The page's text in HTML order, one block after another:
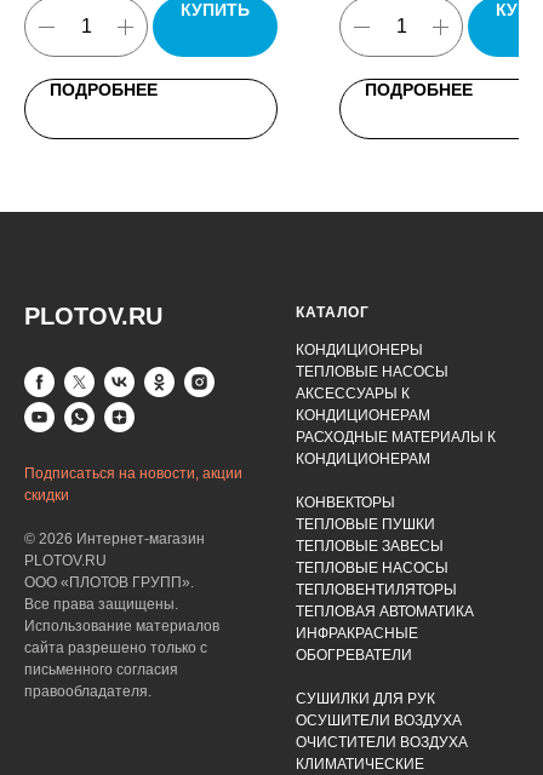
КУПИТЬ
ПОДРОБНЕЕ ПОДРОБНЕЕ
PLOTOV.RU
Подписаться на новости, акции
скидки
© 2026 Интернет-магазин
PLOTOV.RU
ООО «ПЛОТОВ ГРУПП».
Все права защищены.
Использование материалов
сайта разрешено только с
письменного согласия
правообладателя.
КАТАЛОГ
КОНДИЦИОНЕРЫ
ТЕПЛОВЫЕ НАСОСЫ
АКСЕССУАРЫ К
КОНДИЦИОНЕРАМ
РАСХОДНЫЕ МАТЕРИАЛЫ К
КОНДИЦИОНЕРАМ
КОНВЕКТОРЫ
ТЕПЛОВЫЕ ПУШКИ
ТЕПЛОВЫЕ ЗАВЕСЫ
ТЕПЛОВЫЕ НАСОСЫ
ТЕПЛОВЕНТИЛЯТОРЫ
ТЕПЛОВАЯ АВТОМАТИКА
ИНФРАКРАСНЫЕ
ОБОГРЕВАТЕЛИ
СУШИЛКИ ДЛЯ РУК
ОСУШИТЕЛИ ВОЗДУХА
ОЧИСТИТЕЛИ ВОЗДУХА
КЛИМАТИЧЕСКИЕ